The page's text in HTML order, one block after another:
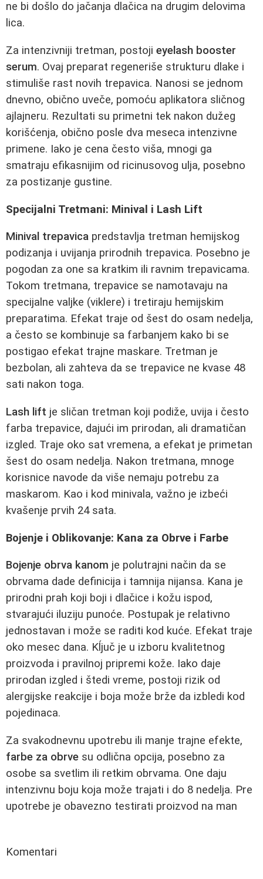
ne bi došlo do jačanja dlačica na drugim delovima
lica.
Za intenzivniji tretman, postoji eyelash booster
serum. Ovaj preparat regeneriše strukturu dlake i
stimuliše rast novih trepavica. Nanosi se jednom
dnevno, obično uveče, pomoću aplikatora sličnog
ajlajneru. Rezultati su primetni tek nakon dužeg
korišćenja, obično posle dva meseca intenzivne
primene. Iako je cena često viša, mnogi ga
smatraju efikasnijim od ricinusovog ulja, posebno
za postizanje gustine.
Specijalni Tretmani: Minival i Lash Lift
Minival trepavica predstavlja tretman hemijskog
podizanja i uvijanja prirodnih trepavica. Posebno je
pogodan za one sa kratkim ili ravnim trepavicama.
Tokom tretmana, trepavice se namotavaju na
specijalne valjke (viklere) i tretiraju hemijskim
preparatima. Efekat traje od šest do osam nedelja,
a često se kombinuje sa farbanjem kako bi se
postigao efekat trajne maskare. Tretman je
bezbolan, ali zahteva da se trepavice ne kvase 48
sati nakon toga.
Lash lift je sličan tretman koji podiže, uvija i često
farba trepavice, dajući im prirodan, ali dramatičan
izgled. Traje oko sat vremena, a efekat je primetan
šest do osam nedelja. Nakon tretmana, mnoge
korisnice navode da više nemaju potrebu za
maskarom. Kao i kod minivala, važno je izbeći
kvašenje prvih 24 sata.
Bojenje i Oblikovanje: Kana za Obrve i Farbe
Bojenje obrva kanom je polutrajni način da se
obrvama dade definicija i tamnija nijansa. Kana je
prirodni prah koji boji i dlačice i kožu ispod,
stvarajući iluziju punoće. Postupak je relativno
jednostavan i može se raditi kod kuće. Efekat traje
oko mesec dana. Kĺjuč je u izboru kvalitetnog
proizvoda i pravilnoj pripremi kože. Iako daje
prirodan izgled i štedi vreme, postoji rizik od
alergijske reakcije i boja može brže da izbledi kod
pojedinaca.
Za svakodnevnu upotrebu ili manje trajne efekte,
farbe za obrve su odlična opcija, posebno za
osobe sa svetlim ili retkim obrvama. One daju
intenzivnu boju koja može trajati i do 8 nedelja. Pre
upotrebe je obavezno testirati proizvod na man
Komentari